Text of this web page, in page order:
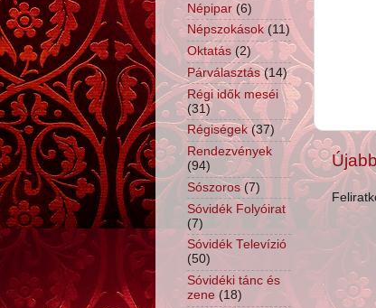
Népipar (6)
Népszokások (11)
Oktatás (2)
Párválasztás (14)
Régi idők meséi
(31)
Régiségek (37)
Rendezvények
(94)
Sószoros (7)
Sóvidék Folyóirat
(7)
Sóvidék Televízió
(50)
Sóvidéki tánc és
zene (18)